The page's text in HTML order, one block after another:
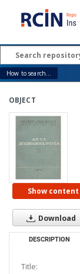
How to search...
OBJECT
Show content
Download
DESCRIPTION
Title: